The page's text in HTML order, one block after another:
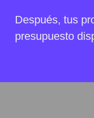
Después, tus
presupuesto